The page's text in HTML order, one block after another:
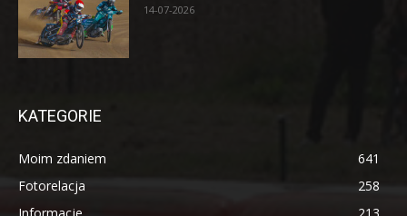
14-07-2026
KATEGORIE
Moim zdaniem
641
Fotorelacja
258